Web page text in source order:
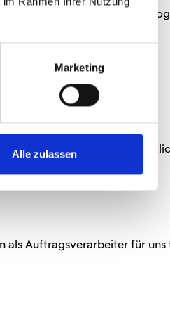
Marketing
Alle zulassen
deiner
Abs. 1 lit. a DSGVO).
Maßnahmen, so ist
als Auftragsverarbeiter für